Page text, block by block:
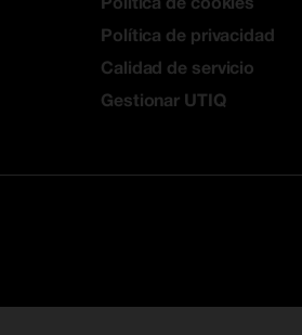
Política de privacidad
Calidad de servicio
Gestionar UTIQ